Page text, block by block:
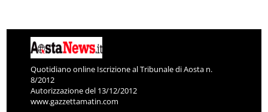
Quotidiano online Iscrizione al Tribunale di Aosta n.
8/2012
Autorizzazione del 13/12/2012
www.gazzettamatin.com